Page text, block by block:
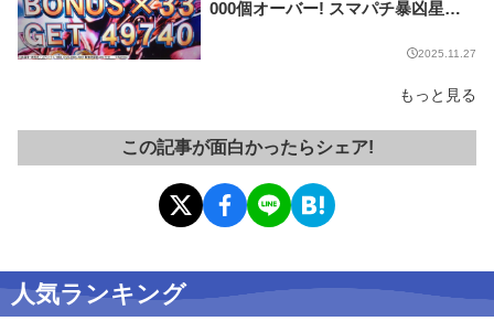
000個オーバー! スマパチ暴凶星の
2025.11.27
もっと見る
この記事が面白かったらシェア!
人気ランキング